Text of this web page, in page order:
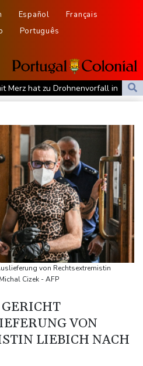
Español
Français
Português
Merz hat zu Drohnenvorfall in
Venezuela nehmen offiziellen
im Freiwasser-Knockout
Trump unternimmt neuen
in Schleswig-Holstein entdeckt
Zwölfjähriger stirbt in Nordrhein-
in Gefängnis Soldaten ein
Industrieproduktion legt im Juni
Westfalen von Traktor
von Rechtsextremistin
Cizek - AFP
VON
LIEBICH NACH